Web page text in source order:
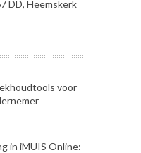
DD, Heemskerk
voor
in iMUIS Online: